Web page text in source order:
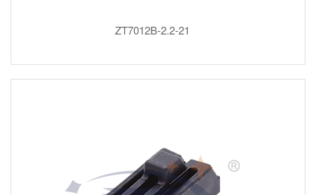
ZT7012B-2.2-21